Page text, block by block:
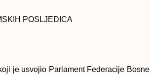
POSLJEDICA
je usvojio Parlament Federacije Bosne